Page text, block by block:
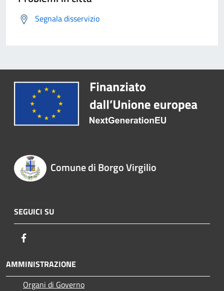
Segnala disservizio
Comune di Borgo Virgilio
SEGUICI SU
AMMINISTRAZIONE
Organi di Governo